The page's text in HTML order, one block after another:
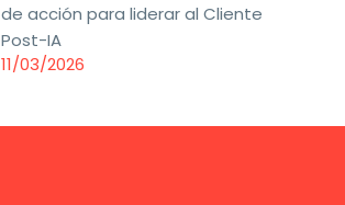
de acción para liderar al Cliente
Post-IA
11/03/2026